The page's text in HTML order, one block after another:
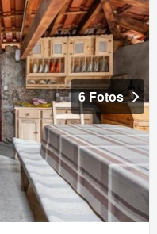
6 Fotos